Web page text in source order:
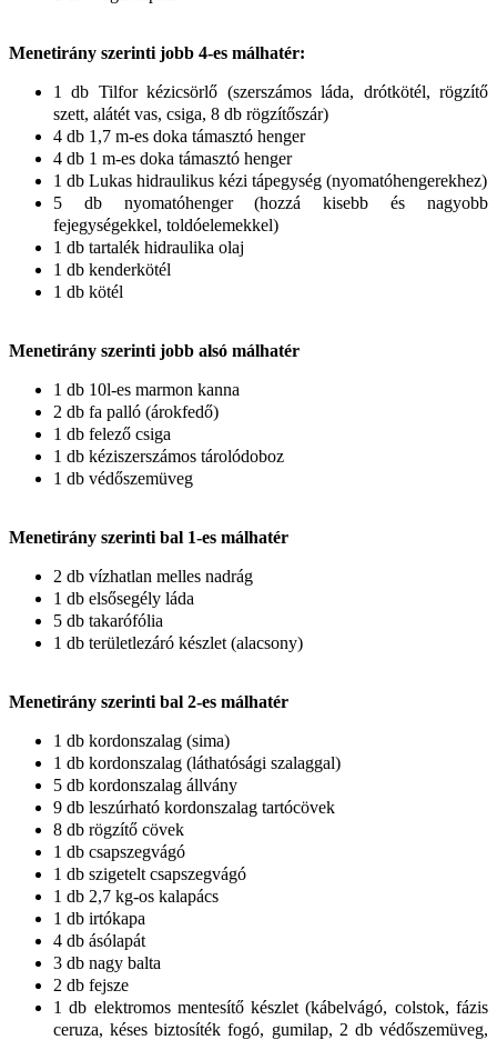
Menetirány szerinti jobb 4-es málhatér:
1 db Tilfor kézicsörlő (szerszámos láda, drótkötél, rögzítő
szett, alátét vas, csiga, 8 db rögzítőszár)
4 db 1,7 m-es doka támasztó henger
4 db 1 m-es doka támasztó henger
1 db Lukas hidraulikus kézi tápegység (nyomatóhengerekhez)
5 db nyomatóhenger (hozzá kisebb és nagyobb
fejegységekkel, toldóelemekkel)
1 db tartalék hidraulika olaj
1 db kenderkötél
1 db kötél
Menetirány szerinti jobb alsó málhatér
1 db 10l-es marmon kanna
2 db fa palló (árokfedő)
1 db felező csiga
1 db kéziszerszámos tárolódoboz
1 db védőszemüveg
Menetirány szerinti bal 1-es málhatér
2 db vízhatlan melles nadrág
1 db elsősegély láda
5 db takarófólia
1 db területlezáró készlet (alacsony)
Menetirány szerinti bal 2-es málhatér
1 db kordonszalag (sima)
1 db kordonszalag (láthatósági szalaggal)
5 db kordonszalag állvány
9 db leszúrható kordonszalag tartócövek
8 db rögzítő cövek
1 db csapszegvágó
1 db szigetelt csapszegvágó
1 db 2,7 kg-os kalapács
1 db irtókapa
4 db ásólapát
3 db nagy balta
2 db fejsze
1 db elektromos mentesítő készlet (kábelvágó, colstok, fázis
ceruza, késes biztosíték fogó, gumilap, 2 db védőszemüveg,